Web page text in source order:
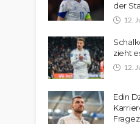
der
12.
zieht
12.
Edin